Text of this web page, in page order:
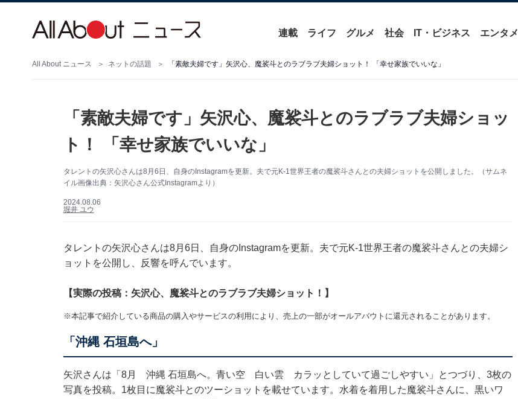
連載 ライフ グルメ 社会 IT・ビジネス エンタメ
All About ニュース ネットの話題 「素敵夫婦です」矢沢心、魔裟斗とのラブラブ夫婦ショット！ 「幸せ家族でいいな」
「素敵夫婦です」矢沢心、魔裟斗とのラブラブ夫婦ショッ
ト！ 「幸せ家族でいいな」
タレントの矢沢心さんは8月6日、自身のInstagramを更新。夫で元K-1世界王者の魔裟斗さんとの夫婦ショットを公開しました。（サムネ
イル画像出典：矢沢心さん公式Instagramより）
2024.08.06
堀井 ユウ
タレントの矢沢心さんは8月6日、自身のInstagramを更新。夫で元K-1世界王者の魔裟斗さんとの夫婦シ
ョットを公開し、反響を呼んでいます。
【実際の投稿：矢沢心、魔裟斗とのラブラブ夫婦ショット！】
※本記事で紹介している商品の購入やサービスの利用により、売上の一部がオールアバウトに還元されることがあります。
「沖縄 石垣島へ」
矢沢さんは「8月 沖縄 石垣島へ。青い空 白い雲 カラッとしていて過ごしやすい」とつづり、3枚の
写真を投稿。1枚目に魔裟斗とのツーショットを載せています。水着を着用した魔裟斗さんに、黒いワ